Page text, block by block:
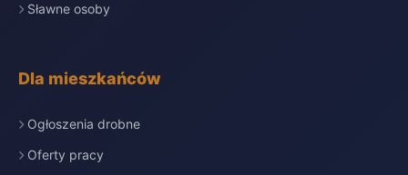
Sławne osoby
Dla mieszkańców
Ogłoszenia drobne
Oferty pracy